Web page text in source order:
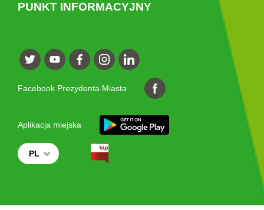
PUNKT INFORMACYJNY
Facebook Prezydenta Miasta
Aplikacja miejska
PL